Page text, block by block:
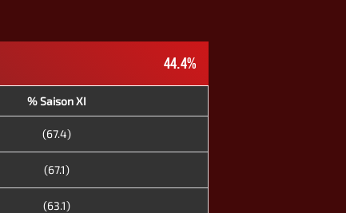
44.4%
% Saison XI
(67.4)
(67.1)
(63.1)